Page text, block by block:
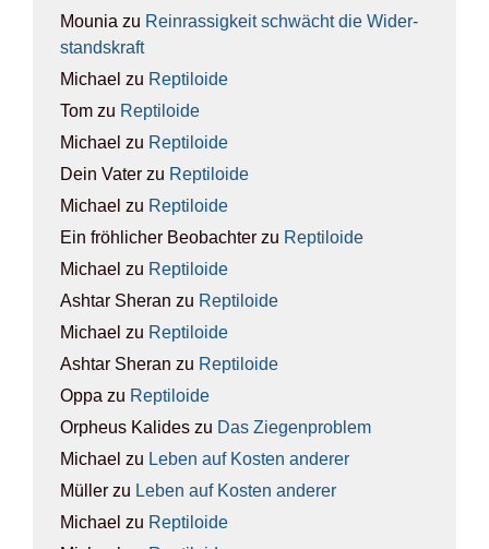
Mounia zu Rein­ras­sig­keit schwächt die Wider­
stands­kraft
Michael zu Rep­ti­lo­ide
Tom zu Rep­ti­lo­ide
Michael zu Rep­ti­lo­ide
Dein Vater zu Rep­ti­lo­ide
Michael zu Rep­ti­lo­ide
Ein fröhlicher Beobachter zu Rep­ti­lo­ide
Michael zu Rep­ti­lo­ide
Ashtar Sheran zu Rep­ti­lo­ide
Michael zu Rep­ti­lo­ide
Ashtar Sheran zu Rep­ti­lo­ide
Oppa zu Rep­ti­lo­ide
Orpheus Kalides zu Das Zie­gen­pro­blem
Michael zu Leben auf Kos­ten ande­rer
Müller zu Leben auf Kos­ten ande­rer
Michael zu Rep­ti­lo­ide